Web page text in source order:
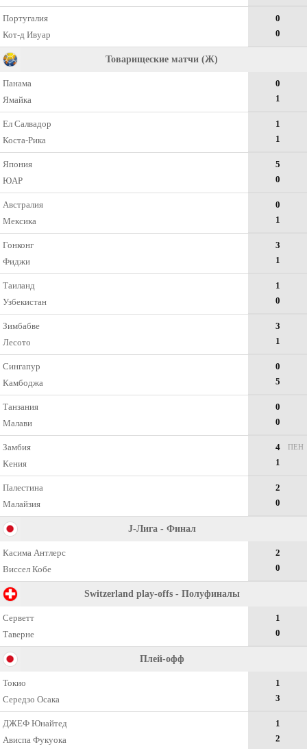
Португалия
Кот-д Ивуар
0
0
Товарищеские матчи (Ж)
Панама
Ямайка
0
1
Ел Салвадор
Коста-Рика
1
1
Япония
ЮАР
5
0
Австралия
Мексика
0
1
Гонконг
Фиджи
3
1
Таиланд
Узбекистан
1
0
Зимбабве
Лесото
3
1
Сингапур
Камбоджа
0
5
Танзания
Малави
0
0
Замбия
Кения
4
1
ПЕН
Палестина
Малайзия
2
0
J-Лига - Финал
Касима Антлерс
Виссел Кобе
2
0
Switzerland play-offs - Полуфиналы
Серветт
Таверне
1
0
Плей-офф
Токио
Середзо Осака
1
3
ДЖЕФ Юнайтед
Ависпа Фукуока
1
2